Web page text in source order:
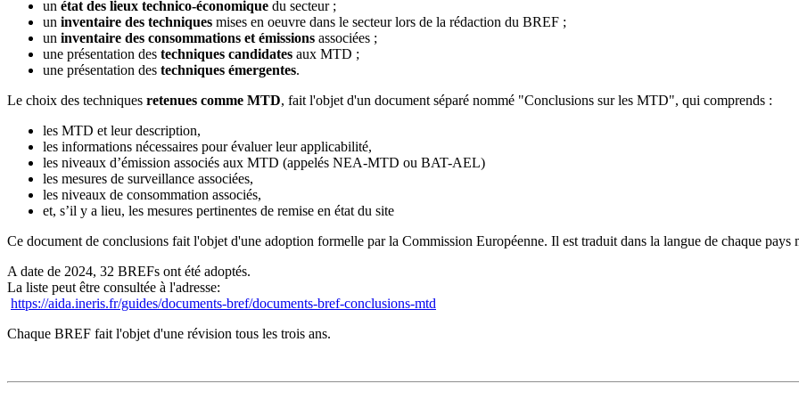
un état des lieux technico-économique du secteur ;
un inventaire des techniques mises en oeuvre dans le secteur lors de la rédaction du BREF ;
un inventaire des consommations et émissions associées ;
une présentation des techniques candidates aux MTD ;
une présentation des techniques émergentes.
Le choix des techniques retenues comme MTD, fait l'objet d'un document séparé nommé "Conclusions sur les MTD", qui comprends :
les MTD et leur description,
les informations nécessaires pour évaluer leur applicabilité,
les niveaux d’émission associés aux MTD (appelés NEA-MTD ou BAT-AEL)
les mesures de surveillance associées,
les niveaux de consommation associés,
et, s’il y a lieu, les mesures pertinentes de remise en état du site
Ce document de conclusions fait l'objet d'une adoption formelle par la Commission Européenne. Il est traduit dans la langue de chaque pays
A date de 2024, 32 BREFs ont été adoptés.
La liste peut être consultée à l'adresse:
https://aida.ineris.fr/guides/documents-bref/documents-bref-conclusions-mtd
Chaque BREF fait l'objet d'une révision tous les trois ans.